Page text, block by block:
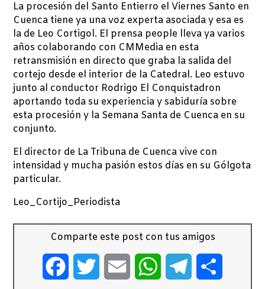
La procesión del Santo Entierro el Viernes Santo en
Cuenca tiene ya una voz experta asociada y esa es
la de Leo Cortigol. El prensa people lleva ya varios
años colaborando con CMMedia en esta
retransmisión en directo que graba la salida del
cortejo desde el interior de la Catedral. Leo estuvo
junto al conductor Rodrigo El Conquistadron
aportando toda su experiencia y sabiduría sobre
esta procesión y la Semana Santa de Cuenca en su
conjunto.
El director de La Tribuna de Cuenca vive con
intensidad y mucha pasión estos días en su Gólgota
particular.
Leo_Cortijo_Periodista
Comparte este post con tus amigos
FacebookTwitter Email WhatsAppTelegram